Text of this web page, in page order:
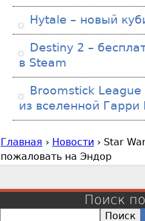
Hytale – новый
Destiny 2 –
в Steam
Broomstick
из вселенной Гарри
В
ы
Главная › Новости › Star
пожаловать на Эндор
Поиск